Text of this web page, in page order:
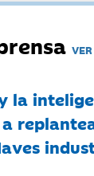
la